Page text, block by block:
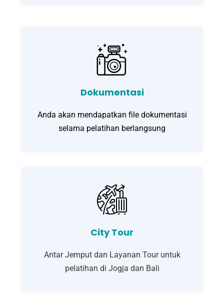
Dokumentasi
Anda akan mendapatkan file dokumentasi
selama pelatihan berlangsung
City Tour
Antar Jemput dan Layanan Tour untuk
pelatihan di Jogja dan Bali